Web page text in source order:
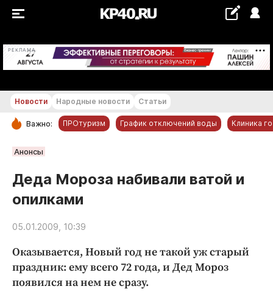
РЕКЛАМА +16...+17 °С
РУБРИКИ
Обнинск
Новости компаний
Статьи
Народные новости
Авто и транспорт
Благоустройство
Криминал
Новости Народные новости Статьи
Важно: ПРОтуризм График отключений воды Клиника
Анонсы
Деда Мороза набивали ватой и
опилками
05.01.2009, 10:39
Оказывается, Новый год не такой уж старый
праздник: ему всего 72 года, и Дед Мороз
появился на нем не сразу.